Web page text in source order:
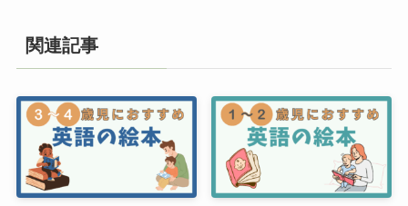
関連記事